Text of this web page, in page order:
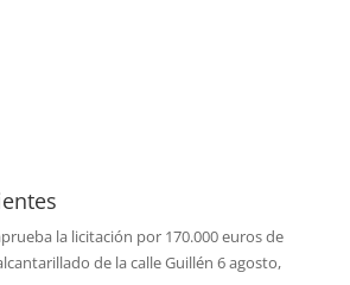
la licitación por 170.000 euros de
de la calle Guillén 6 agosto,